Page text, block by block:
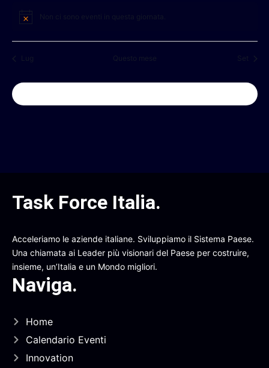
Notice
Lug Questo mese
Task Force Italia.
Acceleriamo le aziende italiane. Sviluppiamo il Sistema Paese.
Una chiamata ai Leader più visionari del Paese per costruire,
insieme, un’Italia e un Mondo migliori.
Naviga.
Home
Calendario Eventi
Innovation